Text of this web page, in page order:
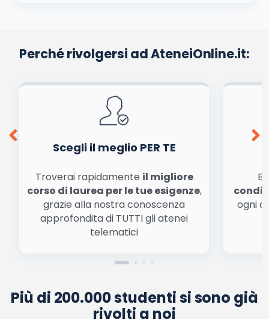
Perché rivolgersi ad AteneiOnline.it:
Scegli il meglio PER TE
Troverai rapidamente il migliore
corso di laurea per le tue esigenze,
grazie alla nostra conoscenza
approfondita di TUTTI gli atenei
telematici
ogni
Più di 200.000 studenti si sono già
rivolti a noi